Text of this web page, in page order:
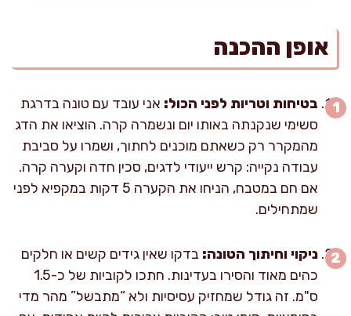
אופן ההכנה
בטיחות וטריות לפני הכול: אני עובד עם טונה בדרגת
סשימי שנקנתה באותו יום ונשמרה קרה. הוציאו את הדג
מהמקרר רק כשאתם מוכנים לחתוך, ושמרו על סביבת
עבודה נקייה: קרש ייעודי לדגים, סכין חדה וקערה קרה.
אם חם במטבח, הניחו את הקערה 5 דקות במקפיא לפני
שמתחילים.
ניקוי וחיתוך הטונה: בדקו שאין גידים קשים או חלקים
כהים מאוד והסירו בעדינות. חתכו לקוביות של כ-1.5
ס"מ. זה גודל שמחזיק עסיסיות ולא “מתבשל” מהר מדי